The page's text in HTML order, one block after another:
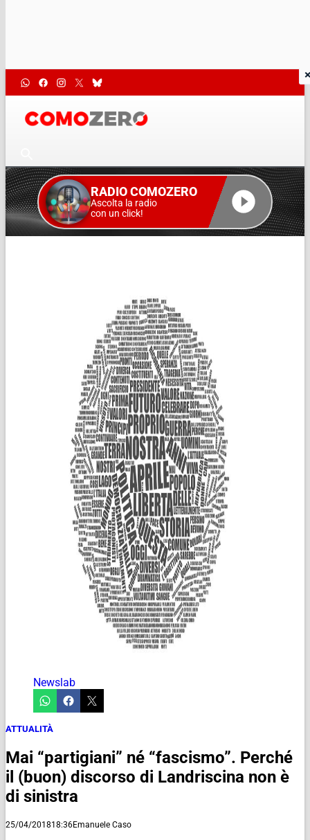
RADIO COMOZERO
Ascolta la radio
con un click!
Newslab
ATTUALITÀ
Mai “partigiani” né “fascismo”. Perché
il (buon) discorso di Landriscina non è
di sinistra
25/04/201818:36Emanuele Caso